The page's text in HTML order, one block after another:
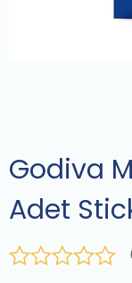
Godiva
Adet